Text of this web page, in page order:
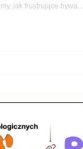
jak frustrujące bywa...